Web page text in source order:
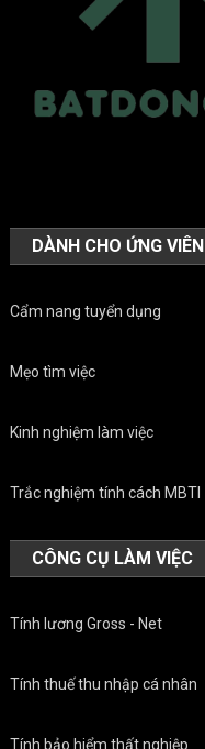
DÀNH CHO ỨNG VIÊN
Cẩm nang tuyển dụng
Mẹo tìm việc
Kinh nghiệm làm việc
Trắc nghiệm tính cách MBTI
CÔNG CỤ LÀM VIỆC
Tính lương Gross - Net
Tính thuế thu nhập cá nhân
Tính bảo hiểm thất nghiệp